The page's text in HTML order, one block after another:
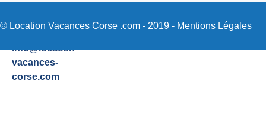
Tel. 06 89 36 72
info@location-
vacances-
corse.com
Valinco
Sartene
© Location Vacances Corse .com - 2019 - Mentions Légales